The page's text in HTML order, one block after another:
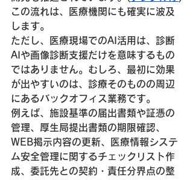
この流れは、医療機関にも確実に波及
します。
ただし、医療現場でのAI活用は、診断
AIや画像診断支援だけを意味するもの
ではありません。むしろ、最初に効果
が出やすいのは、診療そのものの周辺
にあるバックオフィス業務です。
例えば、施設基準の届出書類や証憑の
管理、厚生局提出書類の期限確認、
WEB掲示内容の更新、医療情報システ
ム安全管理に関するチェックリスト作
成、委託先との契約・責任分界点の整